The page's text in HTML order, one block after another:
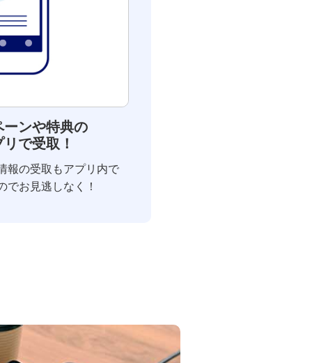
ンや特典の
で受取！
報の受取もアプリ内で
でお見逃しなく！